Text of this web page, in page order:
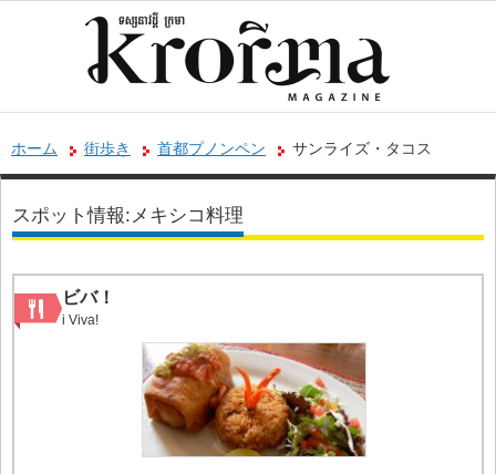
ホーム 街歩き 首都プノンペン サンライズ・タコス
スポット情報:メキシコ料理
ビバ！
i Viva!